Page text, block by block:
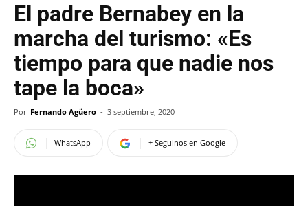
El padre Bernabey en la
marcha del turismo: «Es
tiempo para que nadie nos
tape la boca»
Por Fernando Agüero - 3 septiembre, 2020
WhatsApp + Seguinos en Google